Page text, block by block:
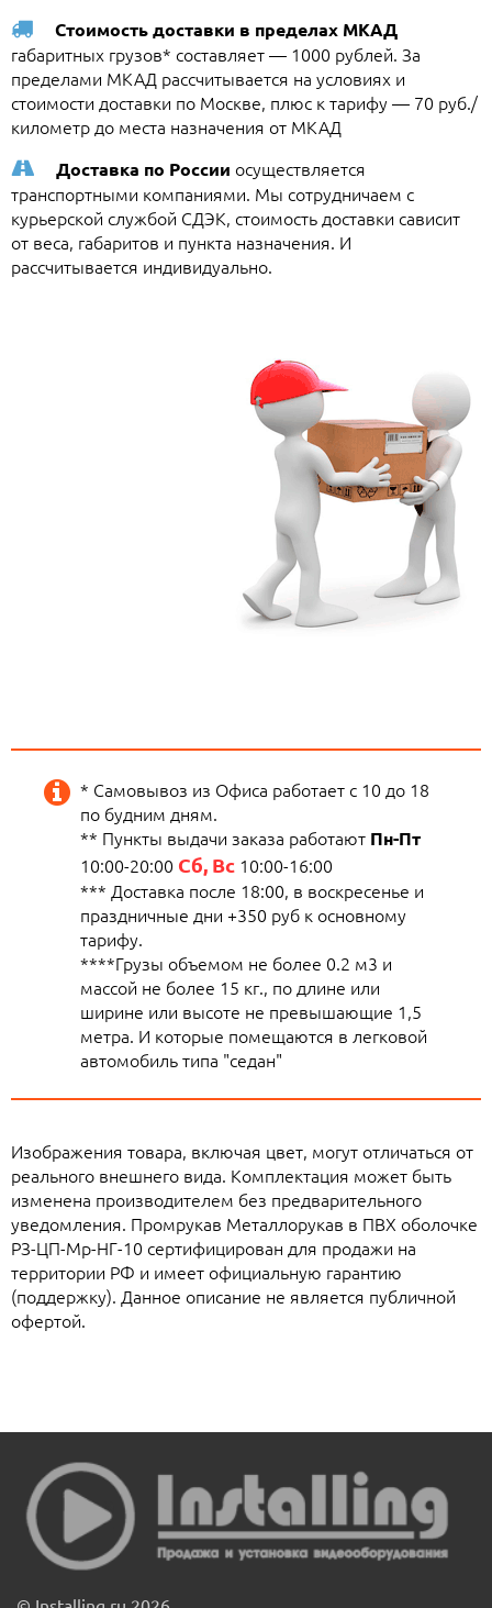
Стоимость доставки в пределах МКАД
габаритных грузов* составляет — 1000 рублей. За
пределами МКАД рассчитывается на условиях и
стоимости доставки по Москве, плюс к тарифу — 70 руб./
километр до места назначения от МКАД
Доставка по России осуществляется
транспортными компаниями. Мы сотрудничаем с
курьерской службой СДЭК, стоимость доставки сависит
от веса, габаритов и пункта назначения. И
рассчитывается индивидуально.
* Самовывоз из Офиса работает с 10 до 18
по будним дням.
** Пункты выдачи заказа работают Пн-Пт
10:00-20:00 Сб, Вс 10:00-16:00
*** Доставка после 18:00, в воскресенье и
праздничные дни +350 руб к основному
тарифу.
****Грузы объемом не более 0.2 м3 и
массой не более 15 кг., по длине или
ширине или высоте не превышающие 1,5
метра. И которые помещаются в легковой
автомобиль типа "седан"
Изображения товара, включая цвет, могут отличаться от
реального внешнего вида. Комплектация может быть
изменена производителем без предварительного
уведомления. Промрукав Металлорукав в ПВХ оболочке
РЗ-ЦП-Мр-НГ-10 сертифицирован для продажи на
территории РФ и имеет официальную гарантию
(поддержку). Данное описание не является публичной
офертой.